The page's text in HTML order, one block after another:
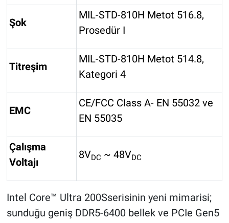
Şok
MIL-STD-810H Metot 516.8,
Prosedür I
Titreşim
MIL-STD-810H Metot 514.8,
Kategori 4
EMC
CE/FCC Class A- EN 55032 ve
EN 55035
Çalışma
Voltajı
8VDC ~ 48VDC
Intel Core™ Ultra 200Sserisinin yeni mimarisi;
sunduğu geniş DDR5-6400 bellek ve PCIe Gen5